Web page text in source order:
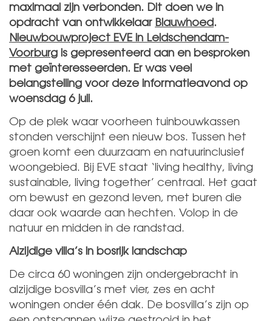
maximaal zijn verbonden. Dit doen we in
opdracht van ontwikkelaar Blauwhoed.
Nieuwbouwproject EVE in Leidschendam-
Voorburg is gepresenteerd aan en besproken
met geïnteresseerden. Er was veel
belangstelling voor deze informatieavond op
woensdag 6 juli.
Op de plek waar voorheen tuinbouwkassen
stonden verschijnt een nieuw bos. Tussen het
groen komt een duurzaam en natuurinclusief
woongebied. Bij EVE staat ‘living healthy, living
sustainable, living together’ centraal. Het gaat
om bewust en gezond leven, met buren die
daar ook waarde aan hechten. Volop in de
natuur en midden in de randstad.
Alzijdige villa’s in bosrijk landschap
De circa 60 woningen zijn ondergebracht in
alzijdige bosvilla’s met vier, zes en acht
woningen onder één dak. De bosvilla’s zijn op